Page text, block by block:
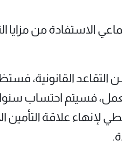
الاستفادة من مزايا
القانونية،
فسيتم احتساب
علاقة التأمين